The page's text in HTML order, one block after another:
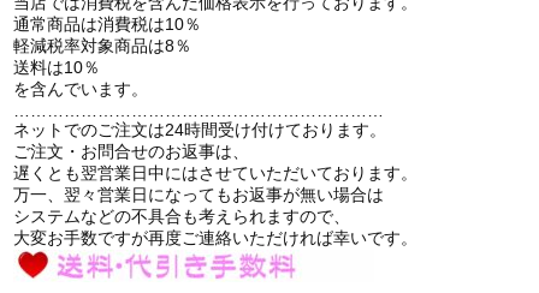
通常商品は消費税は10％
軽減税率対象商品は8％
送料は10％
を含んでいます。
…………………………………………………………
ネットでのご注文は24時間受け付けております。
ご注文・お問合せのお返事は、
遅くとも翌営業日中にはさせていただいております。
万一、翌々営業日になってもお返事が無い場合は
システムなどの不具合も考えられますので、
大変お手数ですが再度ご連絡いただければ幸いです。